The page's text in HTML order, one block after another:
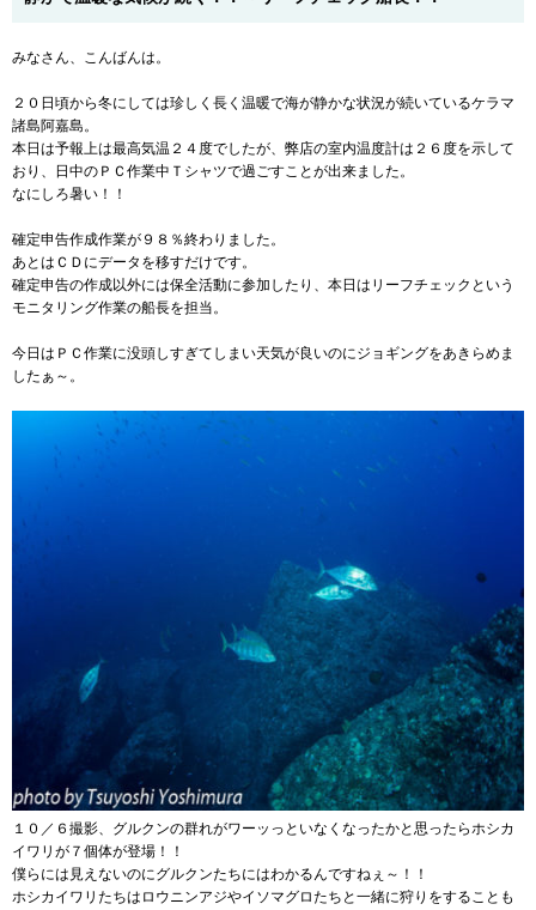
みなさん、こんばんは。
２０日頃から冬にしては珍しく長く温暖で海が静かな状況が続いているケラマ
諸島阿嘉島。
本日は予報上は最高気温２４度でしたが、弊店の室内温度計は２６度を示して
おり、日中のＰＣ作業中Ｔシャツで過ごすことが出来ました。
なにしろ暑い！！
確定申告作成作業が９８％終わりました。
あとはＣＤにデータを移すだけです。
確定申告の作成以外には保全活動に参加したり、本日はリーフチェックという
モニタリング作業の船長を担当。
今日はＰＣ作業に没頭しすぎてしまい天気が良いのにジョギングをあきらめま
したぁ～。
１０／６撮影、グルクンの群れがワーッっといなくなったかと思ったらホシカ
イワリが７個体が登場！！
僕らには見えないのにグルクンたちにはわかるんですねぇ～！！
ホシカイワリたちはロウニンアジやイソマグロたちと一緒に狩りをすることも